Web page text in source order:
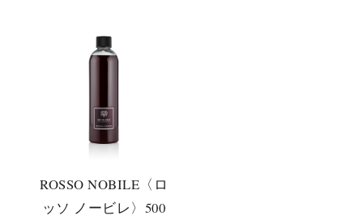
ROSSO NOBILE〈ロ
ッソ ノービレ〉500